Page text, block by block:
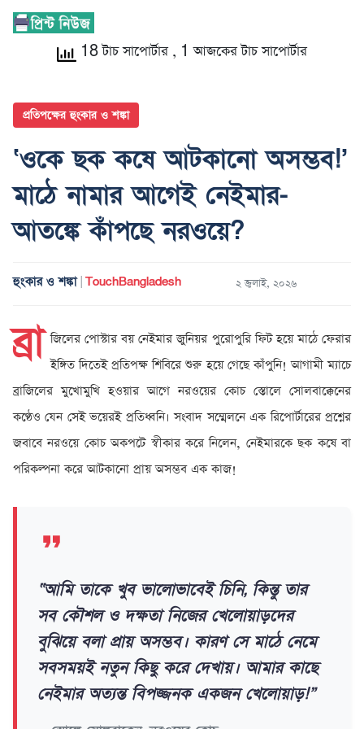
18 টাচ সাপোর্টার , 1 আজকের টাচ সাপোর্টার
প্রতিপক্ষের হুংকার ও শঙ্কা
‘ওকে ছক কষে আটকানো অসম্ভব!’
মাঠে নামার আগেই নেইমার-
আতঙ্কে কাঁপছে নরওয়ে?
হুংকার ও শঙ্কা| TouchBangladesh ২ জুলাই, ২০২৬
ব্রা জিলের পোস্টার বয় নেইমার জুনিয়র পুরোপুরি ফিট হয়ে মাঠে ফেরার
ইঙ্গিত দিতেই প্রতিপক্ষ শিবিরে শুরু হয়ে গেছে কাঁপুনি! আগামী ম্যাচে
ব্রাজিলের মুখোমুখি হওয়ার আগে নরওয়ের কোচ স্তোলে সোলবাক্কেনের
কণ্ঠেও যেন সেই ভয়েরই প্রতিধ্বনি। সংবাদ সম্মেলনে এক রিপোর্টারের প্রশ্নের
জবাবে নরওয়ে কোচ অকপটে স্বীকার করে নিলেন, নেইমারকে ছক কষে বা
পরিকল্পনা করে আটকানো প্রায় অসম্ভব এক কাজ!
“আমি তাকে খুব ভালোভাবেই চিনি, কিন্তু তার
সব কৌশল ও দক্ষতা নিজের খেলোয়াড়দের
বুঝিয়ে বলা প্রায় অসম্ভব। কারণ সে মাঠে নেমে
সবসময়ই নতুন কিছু করে দেখায়। আমার কাছে
নেইমার অত্যন্ত বিপজ্জনক একজন খেলোয়াড়!”